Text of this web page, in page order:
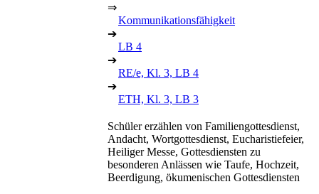
⇒
Kommunikationsfähigkeit
➔
LB 4
➔
RE/e, Kl. 3, LB 4
➔
ETH, Kl. 3, LB 3
Schüler erzählen von Familiengottesdienst,
Andacht, Wortgottesdienst, Eucharistiefeier,
Heiliger Messe, Gottesdiensten zu
besonderen Anlässen wie Taufe, Hochzeit,
Beerdigung, ökumenischen Gottesdiensten